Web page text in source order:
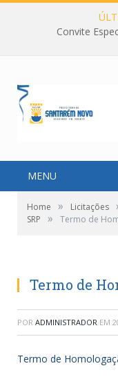
Convite
MENU
Home » Licitações
SRP
» Termo de
Termo de
POR ADMINISTRADOR EM
Termo de